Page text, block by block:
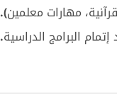
مهارات معلمين).
البرامج الدراسية.